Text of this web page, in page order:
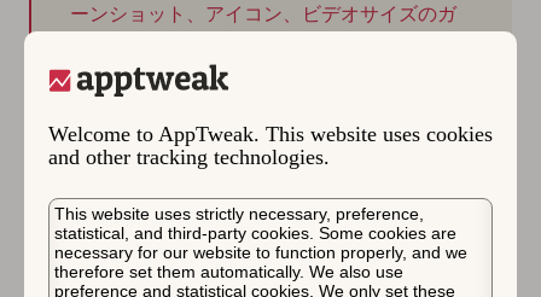
Welcome to AppTweak. This website uses cookies
and other tracking technologies.
This website uses strictly necessary, preference,
statistical, and third-party cookies. Some cookies are
necessary for our website to function properly, and we
therefore set them automatically. We also use
preference and statistical cookies. We only set these
ーンショット、アイコン、ビデオサイズのガ
は、App StoreとGoogle Playのアセットに関
するすべての仕様を提供し、社内デザインエ
ます。